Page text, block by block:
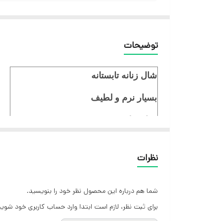
توضیحات
شال زنانه تابستانه
بسیار نرم و لطیف
ایستایی عالی
نظرات
شما هم درباره این محصول نظر خود را بنویسید.
برای ثبت نظر، لازم است ابتدا وارد حساب کاربری خود